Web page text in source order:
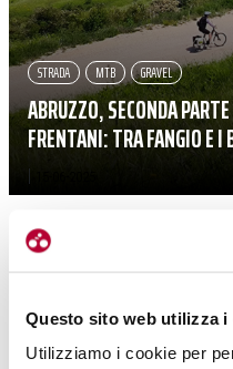
Questo sito web utilizza i
Utilizziamo i cookie per
ABRUZZO, SECONDA
FRENTANI: TRA FANGIO E I
STRADA MTB GRAVEL